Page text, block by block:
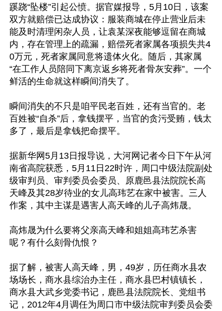
蹊跷“坠楼”引起公愤。据官媒报导，5月10日，该案
双方就赔偿已达成协议：服装商城在停止营业后未
能及时清理闲杂人员，让袁某深夜能够逗留在商城
内，存在管理上的疏漏，赔偿死者家属各项损失共4
0万元，死者家属同意将遗体火化。随后，其家属
“在工作人员陪同下离京返乡将死者骨灰安葬”。一个
鲜活的生命就这样瞬间消失了。
瞬间消失的不只是咱平民老百姓，还有当官的。老
百姓被“自杀”后，拿钱摆平，当官的贪污受贿，钱太
多了，最后是拿钱把命摆平。
据新华网5月13日报导说，大河网记者今日下午从河
南省高院获悉，5月11日22时许，周口中级法院副处
级审判员、审判委员会委员、原鹿邑县法院院长高
天峰及其28岁待业的女儿高玮艺在家中被害。三人
作案，其中主谋是遇害人高天峰的儿子高炜晟。
高炜晟为什么要将父亲高天峰和姐姐高玮艺杀害
呢？有什么刻骨仇恨？
据了解，被害人高天峰，男，49岁，历任商水县农
场场长，商水县综治办主任，商水县巴村镇镇长，
商水县大武乡党委书记，鹿邑县法院院长、党组书
记，2012年4月调任为周口市中级法院审判委员会委